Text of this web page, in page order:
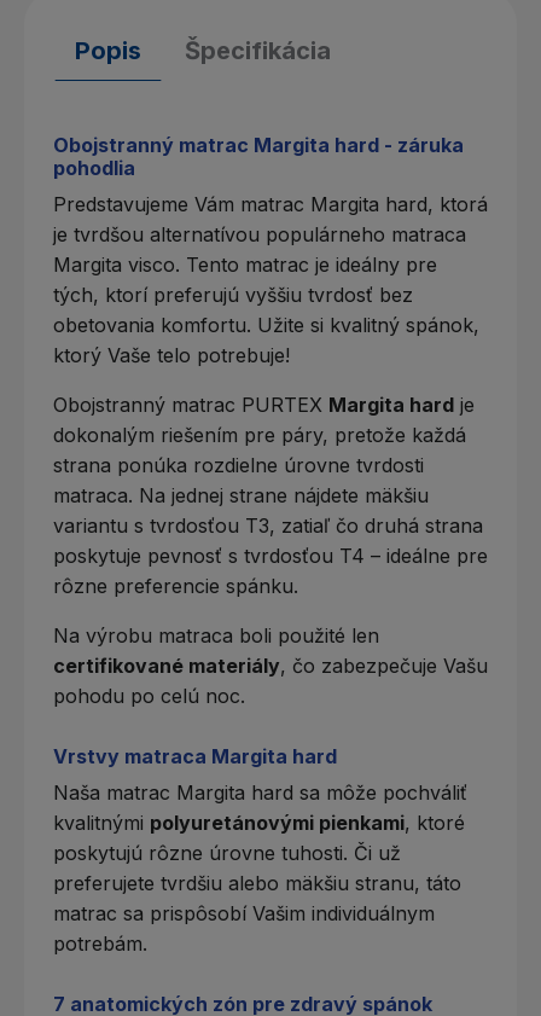
Popis Špecifikácia
Obojstranný matrac Margita hard - záruka
pohodlia
Predstavujeme Vám matrac Margita hard, ktorá
je tvrdšou alternatívou populárneho matraca
Margita visco. Tento matrac je ideálny pre
tých, ktorí preferujú vyššiu tvrdosť bez
obetovania komfortu. Užite si kvalitný spánok,
ktorý Vaše telo potrebuje!
Obojstranný matrac PURTEX Margita hard je
dokonalým riešením pre páry, pretože každá
strana ponúka rozdielne úrovne tvrdosti
matraca. Na jednej strane nájdete mäkšiu
variantu s tvrdosťou T3, zatiaľ čo druhá strana
poskytuje pevnosť s tvrdosťou T4 – ideálne pre
rôzne preferencie spánku.
Na výrobu matraca boli použité len
certifikované materiály, čo zabezpečuje Vašu
pohodu po celú noc.
Vrstvy matraca Margita hard
Naša matrac Margita hard sa môže pochváliť
kvalitnými polyuretánovými pienkami, ktoré
poskytujú rôzne úrovne tuhosti. Či už
preferujete tvrdšiu alebo mäkšiu stranu, táto
matrac sa prispôsobí Vašim individuálnym
potrebám.
7 anatomických zón pre zdravý spánok